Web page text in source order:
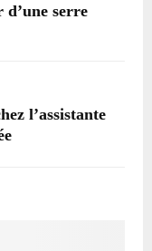
serre
l’assistante